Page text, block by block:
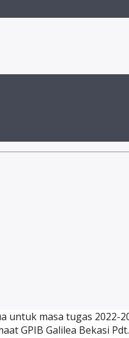
untuk masa tugas 2022-
GPIB Galilea Bekasi